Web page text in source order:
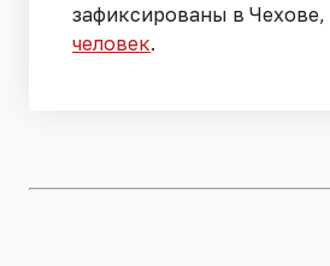
зафиксированы в Чехове,
человек.